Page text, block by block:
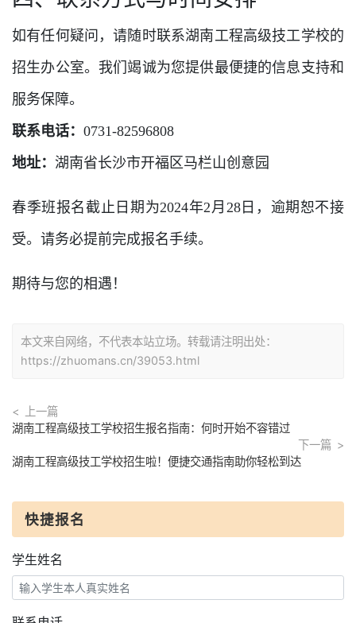
如有任何疑问，请随时联系湖南工程高级技工学校的
招生办公室。我们竭诚为您提供最便捷的信息支持和
服务保障。
联系电话： 0731-82596808
地址： 湖南省长沙市开福区马栏山创意园
春季班报名截止日期为2024年2月28日，逾期恕不接
受。请务必提前完成报名手续。
期待与您的相遇！
本文来自网络，不代表本站立场。转载请注明出处：
https://zhuomans.cn/39053.html
上一篇
湖南工程高级技工学校招生报名指南：何时开始不容错过
下一篇
湖南工程高级技工学校招生啦！便捷交通指南助你轻松到达
快捷报名
学生姓名